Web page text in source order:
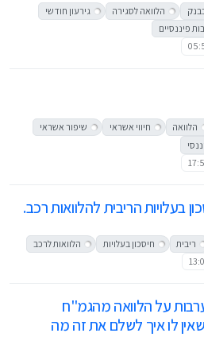
הלוואה לסגירה
גירעון חודשי
פיננסיים
הלוואה חיווי אשראי
שיפור אשראי
בעלויות הריבית להלוואות רכב.
ריבית חיסכון בעלויות
הלוואות לרכב
על הלוואה מהגמ"ח
לו איך לשלם את זה מה